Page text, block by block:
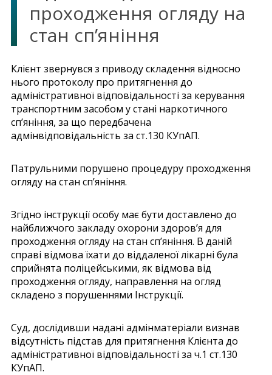
проходження огляду на
стан сп’яніння
Клієнт звернувся з приводу складення відносно
нього протоколу про притягнення до
адміністративної відповідальності за керування
транспортним засобом у стані наркотичного
сп’яніння, за що передбачена
адмінвідповідальність за ст.130 КУпАП.
Патрульними порушено процедуру проходження
огляду на стан сп’яніння.
Згідно інструкції особу має бути доставлено до
найближчого закладу охорони здоров’я для
проходження огляду на стан сп’яніння. В даній
справі відмова їхати до віддаленої лікарні була
сприйнята поліцейськими, як відмова від
проходження огляду, направлення на огляд
складено з порушеннями Інструкції.
Суд, дослідивши надані адмінматеріали визнав
відсутність підстав для притягнення Клієнта до
адміністративної відповідальності за ч.1 ст.130
КУпАП.